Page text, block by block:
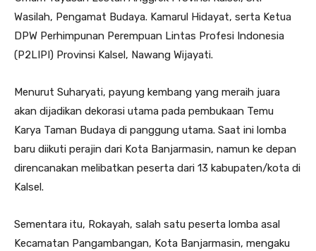
Wasilah, Pengamat Budaya. Kamarul Hidayat, serta Ketua
DPW Perhimpunan Perempuan Lintas Profesi Indonesia
(P2LIPI) Provinsi Kalsel, Nawang Wijayati.
Menurut Suharyati, payung kembang yang meraih juara
akan dijadikan dekorasi utama pada pembukaan Temu
Karya Taman Budaya di panggung utama. Saat ini lomba
baru diikuti perajin dari Kota Banjarmasin, namun ke depan
direncanakan melibatkan peserta dari 13 kabupaten/kota di
Kalsel.
Sementara itu, Rokayah, salah satu peserta lomba asal
Kecamatan Pangambangan, Kota Banjarmasin, mengaku